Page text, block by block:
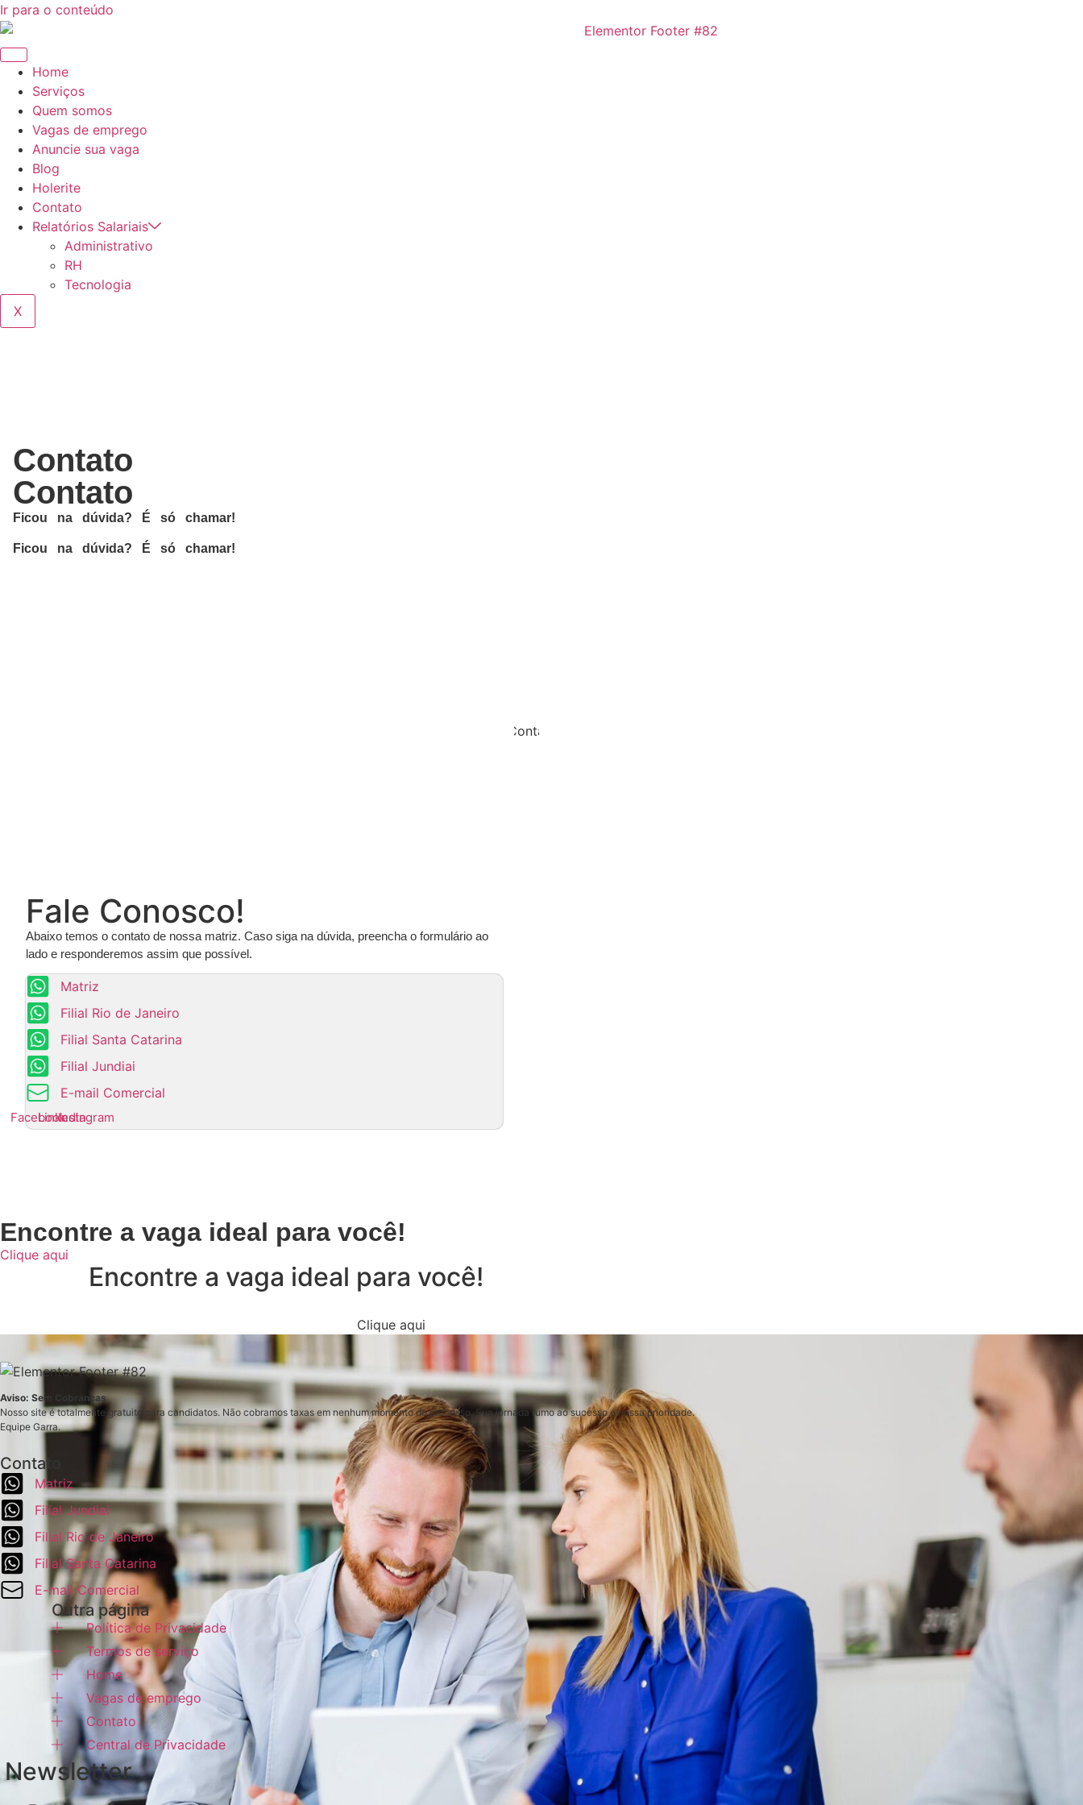
Ir para o conteúdo
Home
Serviços
Quem somos
Vagas de emprego
Anuncie sua vaga
Blog
Holerite
Contato
Relatórios Salariais
Administrativo
RH
Tecnologia
X
Contato
Contato
Ficou na dúvida? É só chamar!
Ficou na dúvida? É só chamar!
Fale Conosco!
Abaixo temos o contato de nossa matriz. Caso siga na dúvida, preencha o formulário ao
lado e responderemos assim que possível.
Matriz
Filial Rio de Janeiro
Filial Santa Catarina
Filial Jundiai
E-mail Comercial
Facebook
Linkedin
Instagram
Encontre a vaga ideal para você!
Clique aqui
Encontre a vaga ideal para você!
Clique aqui
Aviso: Sem Cobranças
Nosso site é totalmente gratuito para candidatos. Não cobramos taxas em nenhum momento do processo. Sua jornada rumo ao sucesso é nossa prioridade.
Equipe Garra.
Contato
Matriz
Filial Jundiai
Filial Rio de Janeiro
Filial Santa Catarina
E-mail Comercial
Outra página
Política de Privacidade
Termos de serviço
Home
Vagas de emprego
Contato
Central de Privacidade
Newsletter